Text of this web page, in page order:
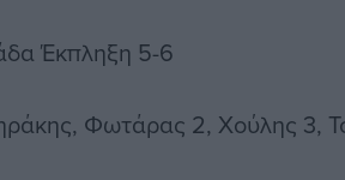
Έκπληξη 5-6
Φωτάρας 2, Χούλης 3,